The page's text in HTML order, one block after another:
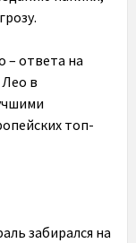
– ответа на
в
топ-
забирался на